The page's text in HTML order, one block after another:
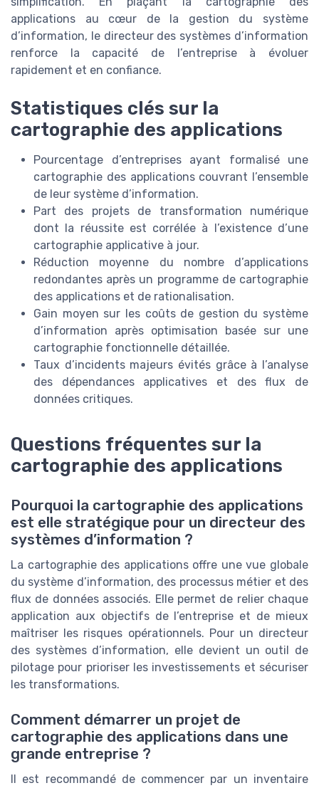
applications au cœur de la gestion du système
d’information, le directeur des systèmes d’information
renforce la capacité de l’entreprise à évoluer
rapidement et en confiance.
Statistiques clés sur la
cartographie des applications
Pourcentage d’entreprises ayant formalisé une
cartographie des applications couvrant l’ensemble
de leur système d’information.
Part des projets de transformation numérique
dont la réussite est corrélée à l’existence d’une
cartographie applicative à jour.
Réduction moyenne du nombre d’applications
redondantes après un programme de cartographie
des applications et de rationalisation.
Gain moyen sur les coûts de gestion du système
d’information après optimisation basée sur une
cartographie fonctionnelle détaillée.
Taux d’incidents majeurs évités grâce à l’analyse
des dépendances applicatives et des flux de
données critiques.
Questions fréquentes sur la
cartographie des applications
Pourquoi la cartographie des applications
est elle stratégique pour un directeur des
systèmes d’information ?
La cartographie des applications offre une vue globale
du système d’information, des processus métier et des
flux de données associés. Elle permet de relier chaque
application aux objectifs de l’entreprise et de mieux
maîtriser les risques opérationnels. Pour un directeur
des systèmes d’information, elle devient un outil de
pilotage pour prioriser les investissements et sécuriser
les transformations.
Comment démarrer un projet de
cartographie des applications dans une
grande entreprise ?
Il est recommandé de commencer par un inventaire